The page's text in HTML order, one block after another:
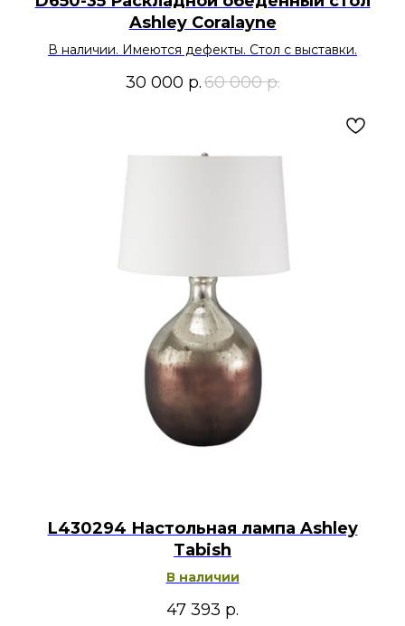
Ashley Coralayne
В наличии. Имеются дефекты. Стол с выставки.
30 000 р.60 000 р.
L430294 Настольная лампа Ashley
Tabish
В наличии
47 393 р.